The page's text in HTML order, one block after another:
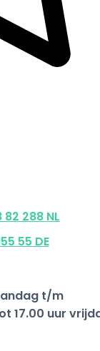
82 288 NL
55 DE
t/m
17.00 uur